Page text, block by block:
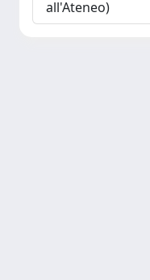
all'Ateneo)